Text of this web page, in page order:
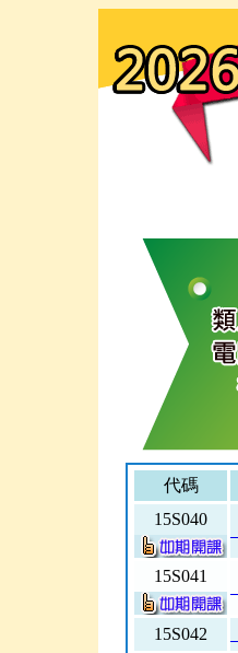
代碼
15S040
15S041
15S042